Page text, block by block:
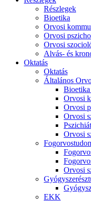
Részlegek
Bioetika
Orvosi
Orvosi
Orvosi
Alvás- és
Oktatás
Oktatás
Általános
Orvosi
Orvosi
Orvosi
Orvosi
Orvosi
EKK